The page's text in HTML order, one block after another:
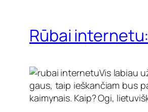
Rūbai
Vis labiau
gaus, taip ieškančiam bus
kaimynais. Kaip? Ogi,